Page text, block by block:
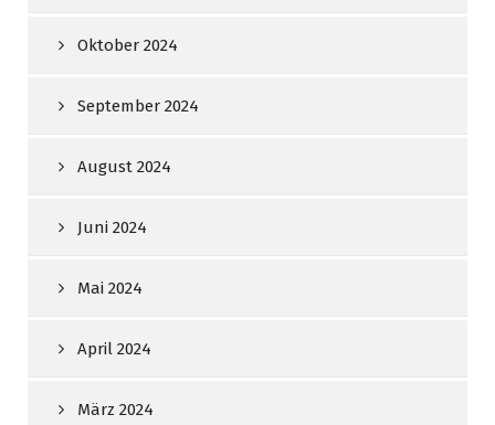
Oktober 2024
September 2024
August 2024
Juni 2024
Mai 2024
April 2024
März 2024